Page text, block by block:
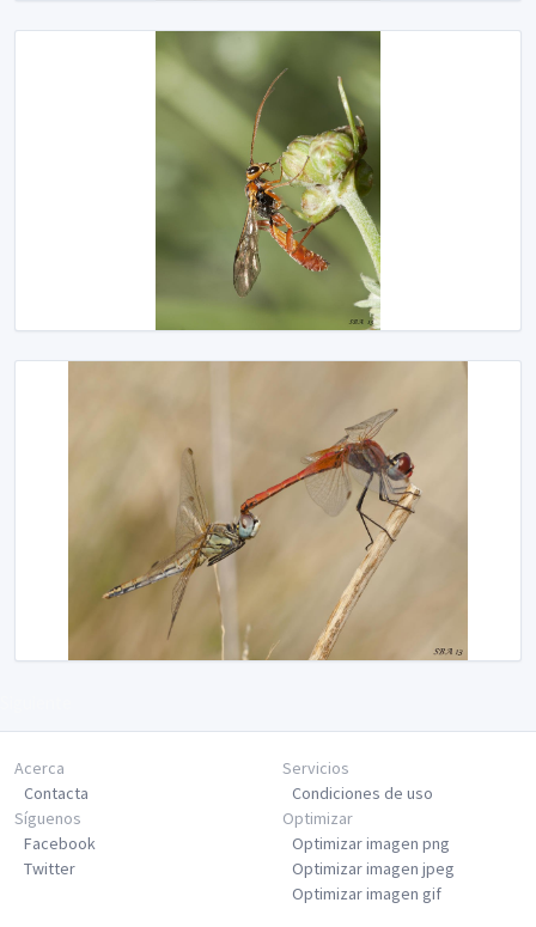
Acerca
Contacta
Servicios
Condiciones de uso
Síguenos
Facebook
Twitter
Optimizar
Optimizar imagen png
Optimizar imagen jpeg
Optimizar imagen gif